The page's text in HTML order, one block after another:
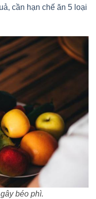
cần hạn chế ăn 5 loại
béo phì.